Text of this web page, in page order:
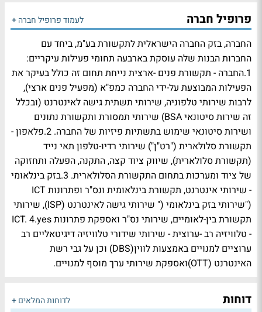
פרופיל חברה לעמוד פרופיל חברה +
החברה, בזק החברה הישראלית לתקשורת בע"מ, ביחד עם
החברות הבנות שלה עוסקת בארבעה תחומי פעילות עיקריים:
1.החברה - תקשורת פנים -ארצית נייחת תחום זה כולל בעיקר את
הפעילות המבוצעת על-ידי החברה כמפ"א (מפעיל פנים ארצי),
לרבות שירותי טלפוניה, שירותי תשתית גישה לאינטרנט (ובכלל
זה שירות סיטונאי BSA) שירותי תמסורת ותקשורת נתונים
ושירות סיטונאי שימוש בתשתיות פיזיות של החברה. 2.פלאפון -
תקשורת סלולארית ("רט"ן") שירותי רדיו-טלפון תאי נייד
(תקשורת סלולארית), שיווק ציוד קצה, התקנה, הפעלה ותחזוקה
של ציוד ומערכות בתחום התקשורת הסלולארית. 3.בזק בינלאומי
- שירותי אינטרנט, תקשורת בינלאומית ונס"ר ופתרונות ICT
("שירותי בזק בינלאומי (" שירותי גישה לאינטרנט (ISP), שירותי
תקשורת בין-לאומיים, שירותי נס"ר ואספקת פתרונות ICT. 4.yes
- טלוויזיה רב -ערוצית - שירותי שידורי טלוויזיה דיגיטאליים רב
ערוציים למנויים באמצעות לווין(DBS) וכן על גבי רשת
האינטרנט (OTT)ואספקת שירותי ערך מוסף למנויים.
דוחות
לדוחות המלאים +